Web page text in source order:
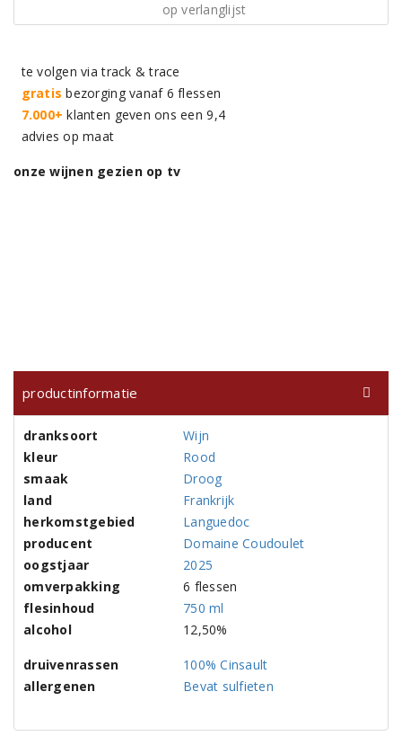
op verlanglijst
te volgen via track & trace
gratis bezorging vanaf 6 flessen
7.000+ klanten geven ons een 9,4
advies op maat
onze wijnen gezien op tv
productinformatie
dranksoort
Wijn
kleur
Rood
smaak
Droog
land
Frankrijk
herkomstgebied
Languedoc
producent
Domaine Coudoulet
oogstjaar
2025
omverpakking
6 flessen
flesinhoud
750 ml
alcohol
12,50%
druivenrassen
100% Cinsault
allergenen
Bevat sulfieten